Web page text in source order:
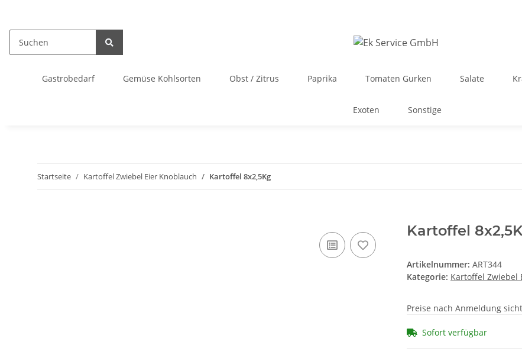
Gastrobedarf Gemüse Kohlsorten Obst / Zitrus Paprika Tomaten Gurken Salate
Exoten Sonstige
Startseite Kartoffel Zwiebel Eier Knoblauch Kartoffel 8x2,5Kg
Kartoffel
Artikelnummer: ART344
Kategorie: Kartoffel Zwiebel
Preise nach Anmeldung
Sofort verfügbar